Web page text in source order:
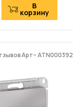
В
корзину
Арт– ATN000392